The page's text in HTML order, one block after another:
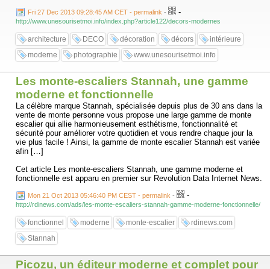
Fri 27 Dec 2013 09:28:45 AM CET - permalink - -
http://www.unesourisetmoi.info/index.php?article122/decors-modernes
architecture DECO décoration décors
intérieure
moderne
photographie www.unesourisetmoi.info
Les monte-escaliers Stannah, une gamme
moderne et fonctionnelle
La célèbre marque Stannah, spécialisée depuis plus de 30 ans dans la
vente de monte personne vous propose une large gamme de monte
escalier qui allie harmonieusement esthétisme, fonctionnalité et
sécurité pour améliorer votre quotidien et vous rendre chaque jour la
vie plus facile ! Ainsi, la gamme de monte escalier Stannah est variée
afin […]
Cet article Les monte-escaliers Stannah, une gamme moderne et
fonctionnelle est apparu en premier sur Revolution Data Internet News.
Mon 21 Oct 2013 05:46:40 PM CEST - permalink - -
http://rdinews.com/ads/les-monte-escaliers-stannah-gamme-moderne-fonctionnelle/
fonctionnel moderne monte-escalier
rdinews.com
Stannah
Picozu, un éditeur moderne et complet pour